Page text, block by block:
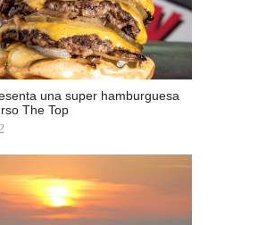
una super hamburguesa
The Top